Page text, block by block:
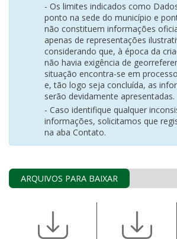
- Os limites indicados como
ponto na sede do município e
não constituem informações
apenas de representações
considerando que, à época da
não havia exigência de
situação encontra-se em
e, tão logo seja concluída, as
serão devidamente apresentadas.
- Caso identifique qualquer
informações, solicitamos que
na aba Contato.
ARQUIVOS PARA BAIXAR